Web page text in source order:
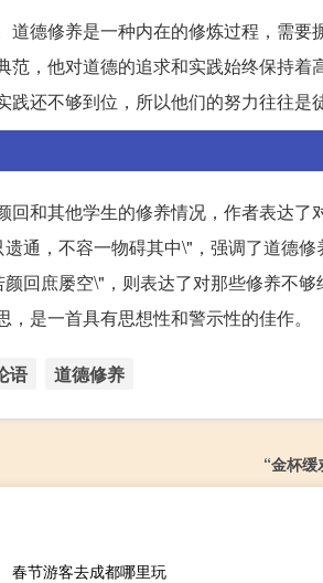
德修养是一种内在的修炼过程，需要
，他对道德的追求和实践始终保持着
还不够到位，所以他们的努力往往是
和其他学生的修养情况，作者表达了
通，不容一物碍其中\"，强调了道德
回庶屡空\"，则表达了对那些修养不
是一首具有思想性和警示性的佳作。
语 道德修养
“金杯
春节游客去成都哪里玩